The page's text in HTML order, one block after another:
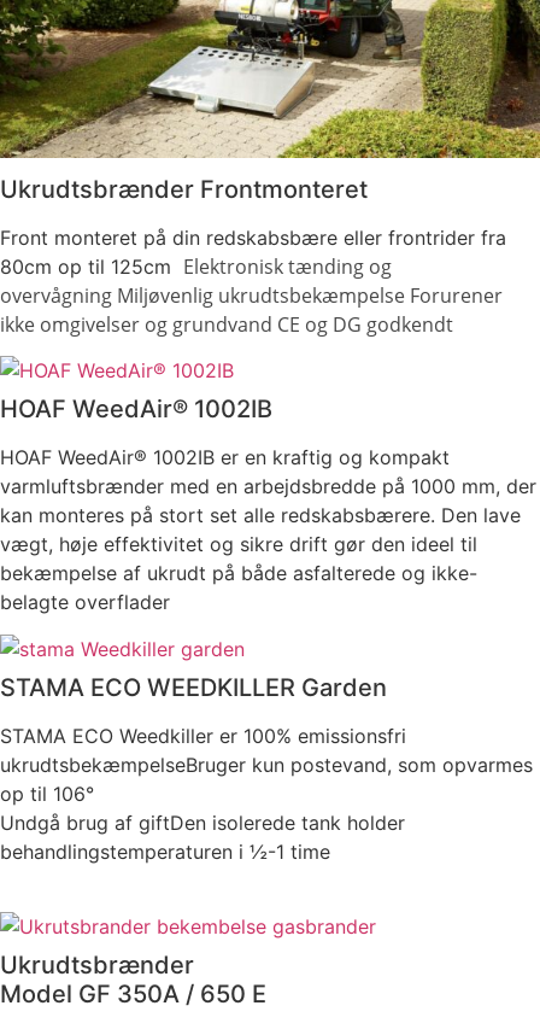
Ukrudtsbrænder Frontmonteret
Front monteret på din redskabsbære eller frontrider fra
80cm op til 125cm Elektronisk tænding og
overvågning Miljøvenlig ukrudtsbekæmpelse Forurener
ikke omgivelser og grundvand CE og DG godkendt
HOAF WeedAir® 1002IB
HOAF WeedAir® 1002IB er en kraftig og kompakt
varmluftsbrænder med en arbejdsbredde på 1000 mm, der
kan monteres på stort set alle redskabsbærere. Den lave
vægt, høje effektivitet og sikre drift gør den ideel til
bekæmpelse af ukrudt på både asfalterede og ikke-
belagte overflader
STAMA ECO WEEDKILLER Garden
STAMA ECO Weedkiller er 100% emissionsfri
ukrudtsbekæmpelseBruger kun postevand, som opvarmes
op til 106°
Undgå brug af giftDen isolerede tank holder
behandlingstemperaturen i ½-1 time
Ukrudtsbrænder
Model GF 350A / 650 E